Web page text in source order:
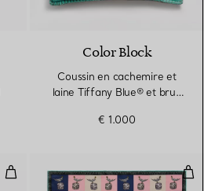
2 Couleurs
Color Block
Coussin en cachemire et
laine Tiffany Blue® et brun
€ 1.000
Couverture en cachemire et